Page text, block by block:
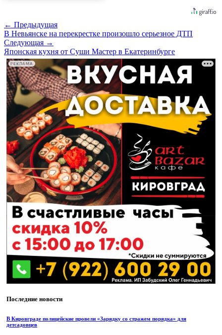
← Предыдущая
В Невьянске на перекрестке произошло серьезное ДТП
Следующая →
Японская кухня от Суши Мастер в Екатеринбурге
РЕКЛАМА
Последние новости
В Кировграде полицейские провели «Зарядку со стражем порядка» для
детсадовцев